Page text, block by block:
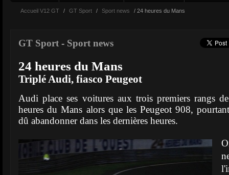
Accueil V12 GT / GT Sport / Sport news / 24 heures du Mans
GT Sport - Sport news
24 heures du Mans
Triplé Audi, fiasco Peugeot
Audi place ses voitures aux trois premiers rangs
heures du Mans alors que les Peugeot 908,
dû abandonner dans les dernières heures.